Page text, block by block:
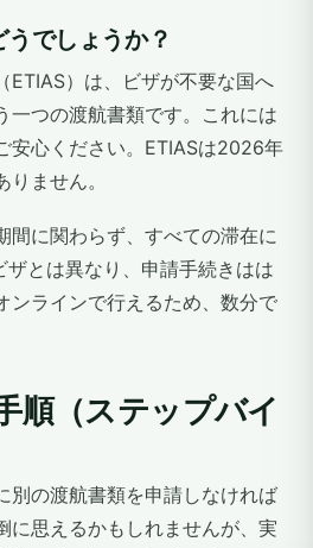
でしょうか？
ETIAS）は、ビザが不要な国へ
一つの渡航書類です。これには
安心ください。ETIASは2026年
ません。
間に関わらず、すべての滞在に
ザとは異なり、申請手続きはは
ンラインで行えるため、数分で
順（ステップバイ
別の渡航書類を申請しなければ
に思えるかもしれませんが、実